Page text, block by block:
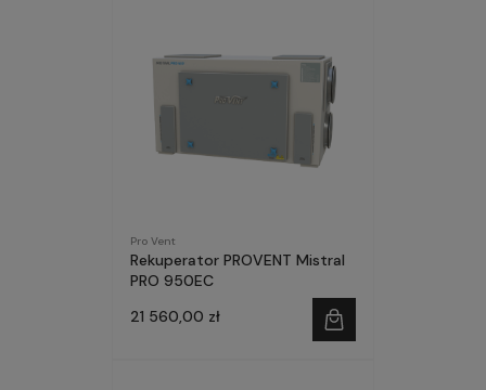
Pro Vent
Rekuperator PROVENT Mistral
PRO 950EC
21 560,00 zł